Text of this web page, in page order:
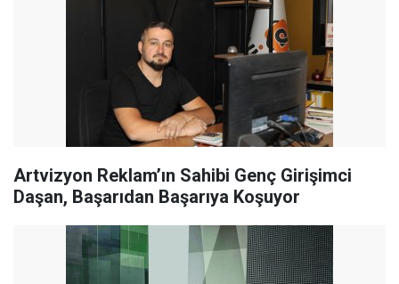
Artvizyon Reklam’ın Sahibi Genç Girişimci
Daşan, Başarıdan Başarıya Koşuyor